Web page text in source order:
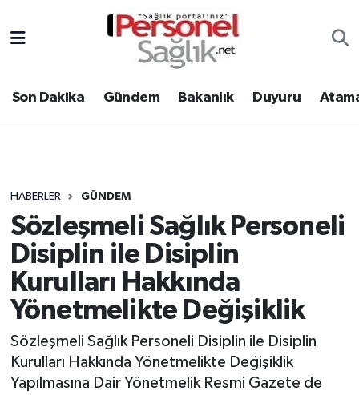
Son Dakika Gündem Bakanlık Duyuru
HABERLER GÜNDEM
Sözleşmeli Sağlık Personeli
Disiplin ile Disiplin
Kurulları Hakkında
Yönetmelikte Değişiklik
Sözleşmeli Sağlık Personeli Disiplin ile Disiplin
Kurulları Hakkında Yönetmelikte Değişiklik
Yapılmasına Dair Yönetmelik Resmi Gazete de
Gündem
Atamalar
Mevzuat
Sendika
Kpss - Sınav
Nöbetçi Eczaneler
Hava Durumu
Tüm Manşetler
Son Dakika Haberleri
Haber Arşivi